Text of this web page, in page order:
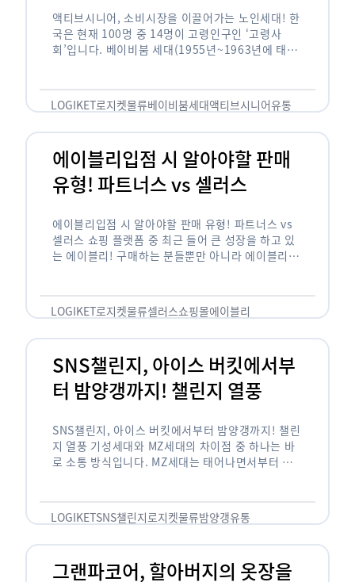
액티브시니어, 소비시장을 이끌어가는 노인세대! 한
국은 현재 100명 중 14명이 고령인구인 ‘고령사
회’입니다. 베이비붐 세대(1955년~1963년에 태어
오고 있습니다. 하지만 사회가 늙어가는 …
LOGIKET로지켓물류베이비붐세대액티브시니어유통
에이블리입점 시 알아야할 판매
유형! 파트너스 vs 셀러스
에이블리입점 시 알아야할 판매 유형! 파트너스 vs
셀러스 쇼핑 플랫폼 중 최근 들어 큰 성장을 하고 있
는 에이블리! 구매하는 분들뿐만 아니라 에이블리에
LOGIKET로지켓물류셀러스쇼핑몰에이블리
SNS챌린지, 아이스 버킷에서부
터 밤양갱까지! 챌린지 열풍
SNS챌린지, 아이스 버킷에서부터 밤양갱까지! 챌린
지 열풍 기성세대와 MZ세대의 차이점 중 하나는 바
로 소통 방식입니다. MZ세대는 태어나면서부터 디
도 능숙한 …
LOGIKETSNS챌린지로지켓물류밤양갱유통
그랜파코어, 할아버지의 옷장을